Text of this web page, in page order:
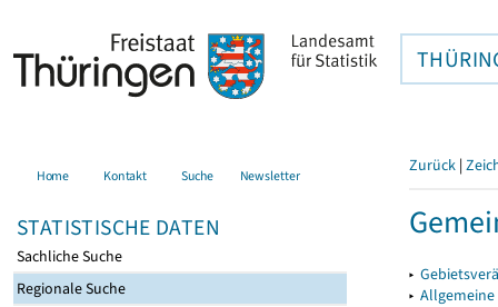
Home Kontakt Suche Newsletter
STATISTISCHE DATEN
Sachliche Suche
Regionale Suche
Zurück |
▸
▸